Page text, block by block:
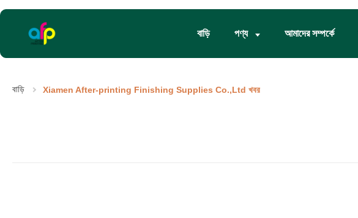
বাড়ি পণ্য আমাদের সম্পর্কে
বাড়ি Xiamen After-printing Finishing Supplies Co.,Ltd খবর